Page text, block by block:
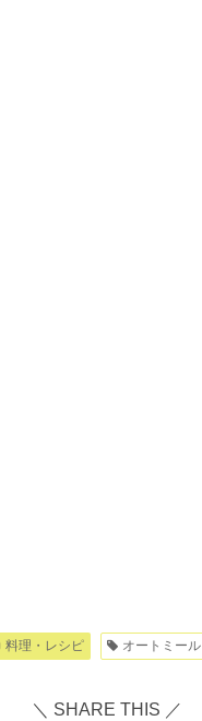
料理・レシピ オートミール
＼ SHARE THIS ／